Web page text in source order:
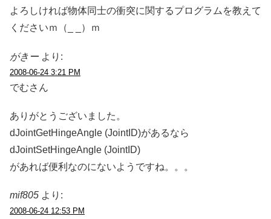
よろしければ物体同士の衝突に関するプログラムを教えて
くださいｍ（_ _）ｍ
がきー より:
2008-06-24 3:21 PM
でむさん
ありがとうございました。
dJointGetHingeAngle (JointID)があるなら
dJointSetHingeAngle (JointID)
があれば便利なのにないようですね。。。
mif805 より:
2008-06-24 12:53 PM